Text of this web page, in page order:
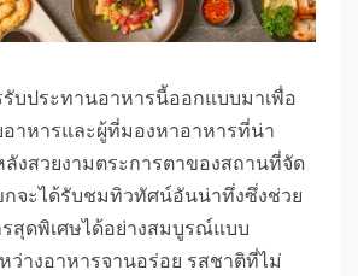
บประทานอาหารนี้ออกแบบมาเพื่อ
าหารและผู้ที่มองหาอาหารที่น่า
งสวยงามตระการตาของสถานที่จัด
กจะได้รับชมทิวทัศน์อันน่าทึ่งซึ่งช่วย
รสุดพิเศษได้อย่างสมบูรณ์แบบ
ว่างอาหารจานอร่อย รสชาติที่ไม่